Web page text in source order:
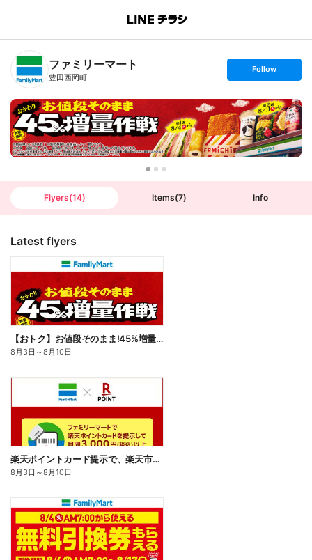
B
n
T
ファミリーマート
豊田西岡町
s
t
o
l
l
o
w
Follow
Flyers(14) Items(7) Info
Latest flyers
【おトク】お値段そのまま!45%増量作戦!
8月3日 ～8月10日
楽天ポイントカード提示で、楽天市場でのお買い物がおトクに!
8月3日 ～8月10日